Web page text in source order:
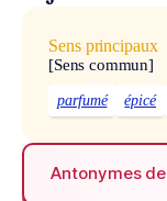
Sens principaux
[Sens commun]
parfumé épicé
Antonymes de